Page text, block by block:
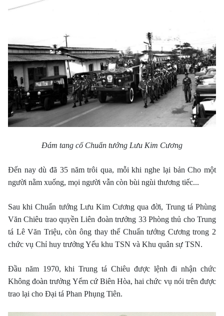
Đám tang cố Chuẩn tướng Lưu Kim Cương
Ðến nay dù đã 35 năm trôi qua, mỗi khi nghe lại bản Cho một
người nằm xuống, mọi người vẫn còn bùi ngùi thương tiếc...
Sau khi Chuẩn tướng Lưu Kim Cương qua đời, Trung tá Phùng
Văn Chiêu trao quyền Liên đoàn trưởng 33 Phòng thủ cho Trung
tá Lê Văn Triệu, còn ông thay thế Chuẩn tướng Cương trong 2
chức vụ Chỉ huy trưởng Yếu khu TSN và Khu quân sự TSN.
Ðầu năm 1970, khi Trung tá Chiêu được lệnh đi nhận chức
Không đoàn trưởng Yểm cứ Biên Hòa, hai chức vụ nói trên được
trao lại cho Ðại tá Phan Phụng Tiên.